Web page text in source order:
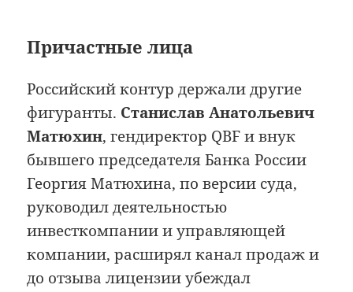
Причастные лица
Российский контур держали другие
фигуранты. Станислав Анатольевич
Матюхин, гендиректор QBF и внук
бывшего председателя Банка России
Георгия Матюхина, по версии суда,
руководил деятельностью
инвесткомпании и управляющей
компании, расширял канал продаж и
до отзыва лицензии убеждал